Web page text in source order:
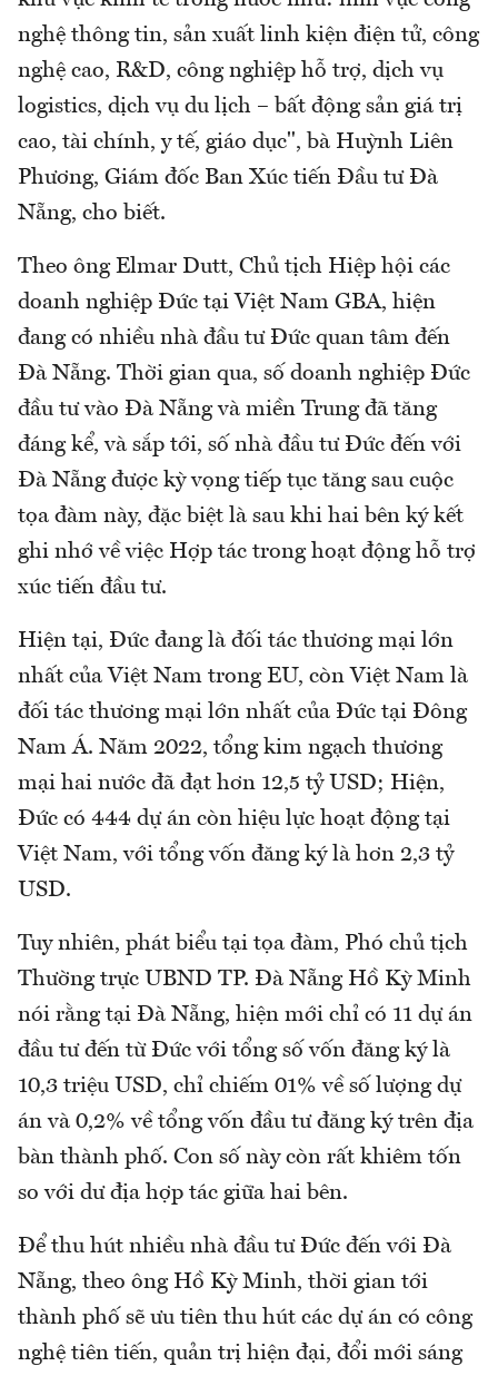
nghệ thông tin, sản xuất linh kiện điện tử, công
nghệ cao, R&D, công nghiệp hỗ trợ, dịch vụ
logistics, dịch vụ du lịch – bất động sản giá trị
cao, tài chính, y tế, giáo dục", bà Huỳnh Liên
Phương, Giám đốc Ban Xúc tiến Đầu tư Đà
Nẵng, cho biết.
Theo ông Elmar Dutt, Chủ tịch Hiệp hội các
doanh nghiệp Đức tại Việt Nam GBA, hiện
đang có nhiều nhà đầu tư Đức quan tâm đến
Đà Nẵng. Thời gian qua, số doanh nghiệp Đức
đầu tư vào Đà Nẵng và miền Trung đã tăng
đáng kể, và sắp tới, số nhà đầu tư Đức đến với
Đà Nẵng được kỳ vọng tiếp tục tăng sau cuộc
tọa đàm này, đặc biệt là sau khi hai bên ký kết
ghi nhớ về việc Hợp tác trong hoạt động hỗ trợ
xúc tiến đầu tư.
Hiện tại, Đức đang là đối tác thương mại lớn
nhất của Việt Nam trong EU, còn Việt Nam là
đối tác thương mại lớn nhất của Đức tại Đông
Nam Á. Năm 2022, tổng kim ngạch thương
mại hai nước đã đạt hơn 12,5 tỷ USD; Hiện,
Đức có 444 dự án còn hiệu lực hoạt động tại
Việt Nam, với tổng vốn đăng ký là hơn 2,3 tỷ
USD.
Tuy nhiên, phát biểu tại tọa đàm, Phó chủ tịch
Thường trực UBND TP. Đà Nẵng Hồ Kỳ Minh
nói rằng tại Đà Nẵng, hiện mới chỉ có 11 dự án
đầu tư đến từ Đức với tổng số vốn đăng ký là
10,3 triệu USD, chỉ chiếm 01% về số lượng dự
án và 0,2% về tổng vốn đầu tư đăng ký trên địa
bàn thành phố. Con số này còn rất khiêm tốn
so với dư địa hợp tác giữa hai bên.
Để thu hút nhiều nhà đầu tư Đức đến với Đà
Nẵng, theo ông Hồ Kỳ Minh, thời gian tới
thành phố sẽ ưu tiên thu hút các dự án có công
nghệ tiên tiến, quản trị hiện đại, đổi mới sáng